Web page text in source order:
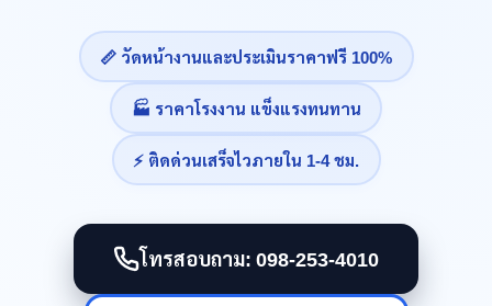
📏 วัดหน้างานและประเมินราคาฟรี 100%
🏭 ราคาโรงงาน แข็งแรงทนทาน
⚡ ติดด่วนเสร็จไวภายใน 1-4 ชม.
โทรสอบถาม: 098-253-4010